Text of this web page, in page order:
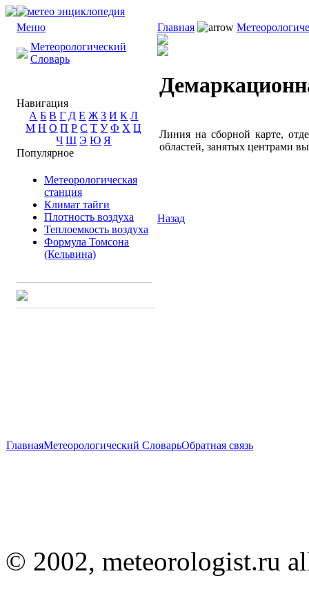
Меню
Метеорологический
Словарь
Навигация
А Б В Г Д Е Ж З И К Л
М Н О П Р С Т У Ф Х Ц
Ч Ш Э Ю Я
Популярное
Метеорологическая
станция
Климат тайги
Плотность воздуха
Теплоемкость воздуха
Формула Томсона
(Кельвина)
Главная
Линия на сборной карте,
областей, занятых центрами
Назад
ГлавнаяМетеорологический СловарьОбратная связь
© 2002, meteorologist.ru